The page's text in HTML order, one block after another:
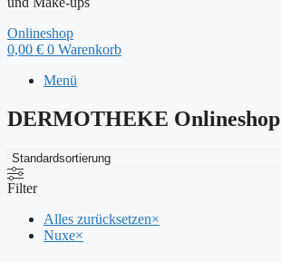
Onlineshop
0,00 € 0 Warenkorb
Menü
DERMOTHEKE Onlineshop
Filter
Alles zurücksetzen×
Nuxe×